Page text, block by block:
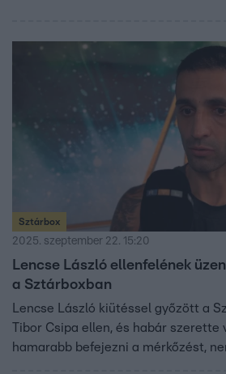
Sztárbox
2025. szeptember 22. 15:20
Lencse László ellenfelének
a Sztárboxban
Lencse László kiütéssel győzött a
Tibor Csipa ellen, és habár szerette
hamarabb befejezni a mérkőzést,